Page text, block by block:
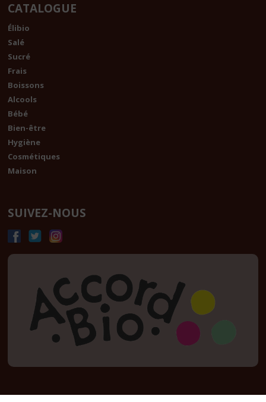
CATALOGUE
Élibio
Salé
Sucré
Frais
Boissons
Alcools
Bébé
Bien-être
Hygiène
Cosmétiques
Maison
SUIVEZ-NOUS